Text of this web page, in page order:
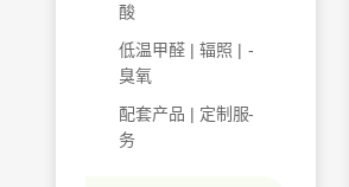
酸
低温甲醛 | 辐照 |
臭氧
配套产品 | 定制服
务